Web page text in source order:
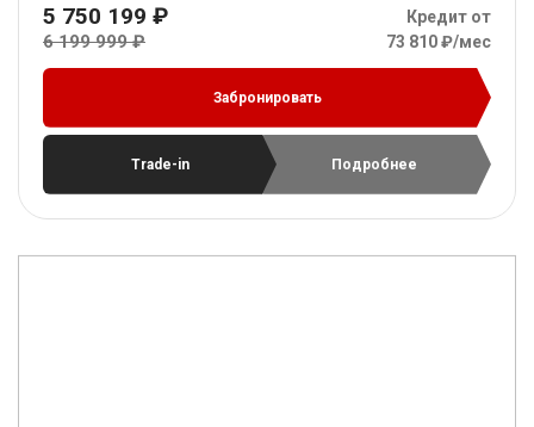
5 750 199 ₽
6 199 999 ₽
Кредит от
73 810 ₽/мес
Забронировать
Trade-in Подробнее